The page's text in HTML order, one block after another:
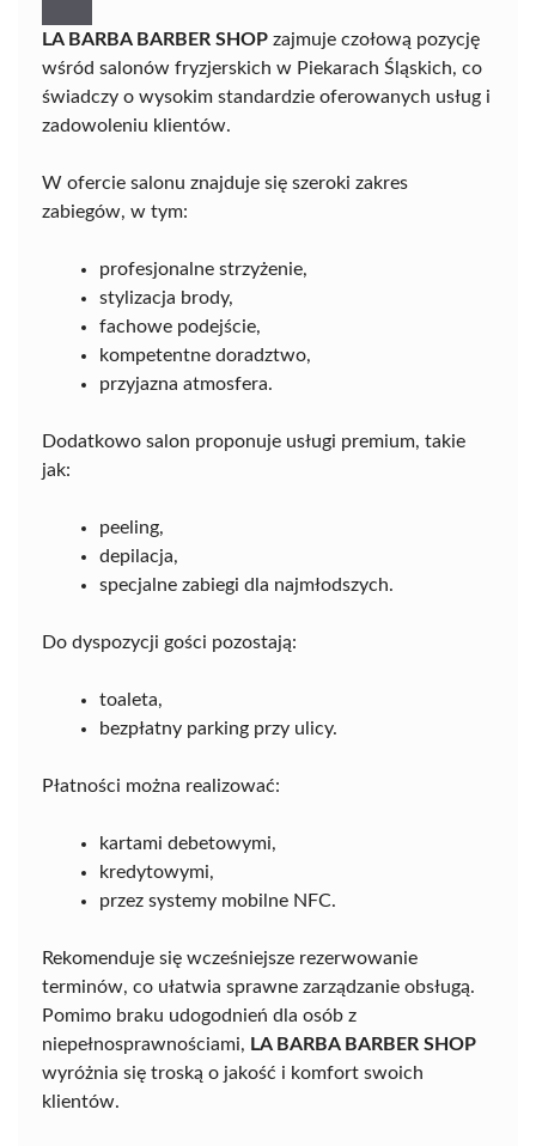
LA BARBA BARBER SHOP zajmuje czołową pozycję
wśród salonów fryzjerskich w Piekarach Śląskich, co
świadczy o wysokim standardzie oferowanych usług i
zadowoleniu klientów.
W ofercie salonu znajduje się szeroki zakres
zabiegów, w tym:
profesjonalne strzyżenie,
stylizacja brody,
fachowe podejście,
kompetentne doradztwo,
przyjazna atmosfera.
Dodatkowo salon proponuje usługi premium, takie
jak:
peeling,
depilacja,
specjalne zabiegi dla najmłodszych.
Do dyspozycji gości pozostają:
toaleta,
bezpłatny parking przy ulicy.
Płatności można realizować:
kartami debetowymi,
kredytowymi,
przez systemy mobilne NFC.
Rekomenduje się wcześniejsze rezerwowanie
terminów, co ułatwia sprawne zarządzanie obsługą.
Pomimo braku udogodnień dla osób z
niepełnosprawnościami, LA BARBA BARBER SHOP
wyróżnia się troską o jakość i komfort swoich
klientów.